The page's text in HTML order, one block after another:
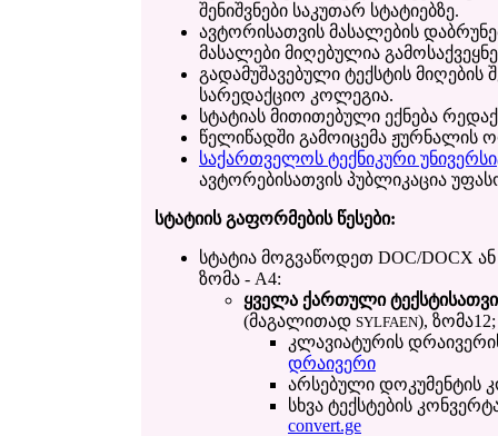
შენიშვნები საკუთარ სტატიებზე.
ავტორისათვის მასალების
მასალები მიღებულია
გადამუშავებული ტექსტის
სარედაქციო კოლეგია.
სტატიას მითითებული ექნება
წელიწადში გამოიცემა ჟურნალის
საქართველოს ტექნიკური
ავტორებისათვის პუბლიკაცია
სტატიის გაფორმების წესები:
სტატია მოგვაწოდეთ DOC/DOCX
ზომა - A4:
ყველა ქართული
(მაგალითად SYLFAEN), ზომა12;
კლავიატურის
დრაივერი
არსებული დოკუმენტის
სხვა ტექსტების
convert.ge